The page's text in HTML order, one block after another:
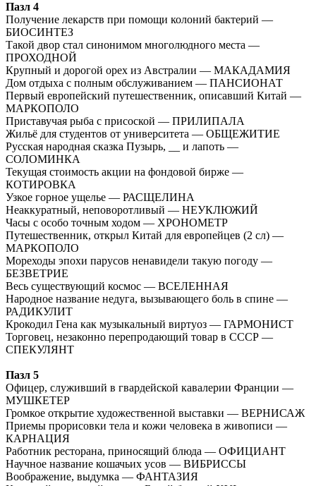
Пазл 4
Получение лекарств при помощи колоний бактерий —
БИОСИНТЕЗ
Такой двор стал синонимом многолюдного места —
ПРОХОДНОЙ
Крупный и дорогой орех из Австралии — МАКАДАМИЯ
Дом отдыха с полным обслуживанием — ПАНСИОНАТ
Первый европейский путешественник, описавший Китай —
МАРКОПОЛО
Приставучая рыба с присоской — ПРИЛИПАЛА
Жильё для студентов от университета — ОБЩЕЖИТИЕ
Русская народная сказка Пузырь, __ и лапоть —
СОЛОМИНКА
Текущая стоимость акции на фондовой бирже —
КОТИРОВКА
Узкое горное ущелье — РАСЩЕЛИНА
Неаккуратный, неповоротливый — НЕУКЛЮЖИЙ
Часы с особо точным ходом — ХРОНОМЕТР
Путешественник, открыл Китай для европейцев (2 сл) —
МАРКОПОЛО
Мореходы эпохи парусов ненавидели такую погоду —
БЕЗВЕТРИЕ
Весь существующий космос — ВСЕЛЕННАЯ
Народное название недуга, вызывающего боль в спине —
РАДИКУЛИТ
Крокодил Гена как музыкальный виртуоз — ГАРМОНИСТ
Торговец, незаконно перепродающий товар в СССР —
СПЕКУЛЯНТ
Пазл 5
Офицер, служивший в гвардейской кавалерии Франции —
МУШКЕТЕР
Громкое открытие художественной выставки — ВЕРНИСАЖ
Приемы прорисовки тела и кожи человека в живописи —
КАРНАЦИЯ
Работник ресторана, приносящий блюда — ОФИЦИАНТ
Научное название кошачьих усов — ВИБРИССЫ
Воображение, выдумка — ФАНТАЗИЯ